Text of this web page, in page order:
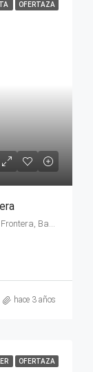
OFERTAZA
Calle Francisco Liñán Barberá, Chiclana de la Frontera, Bahía de Cádiz, Cádiz, Andalucía, 11130, España
hace 3 años
OFERTAZA